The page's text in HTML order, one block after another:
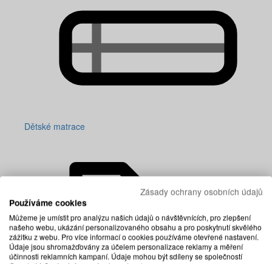
Dětské matrace
Zásady ochrany osobních údajů
Používáme cookies
Můžeme je umístit pro analýzu našich údajů o návštěvnících, pro zlepšení
našeho webu, ukázání personalizovaného obsahu a pro poskytnutí skvělého
zážitku z webu. Pro více informací o cookies používáme otevřené nastavení.
Údaje jsou shromažďovány za účelem personalizace reklamy a měření
účinnosti reklamních kampaní. Údaje mohou být sdíleny se společností